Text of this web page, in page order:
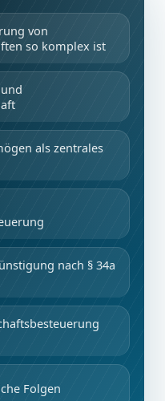
von
so komplex ist
als zentrales
nach § 34a
Folgen